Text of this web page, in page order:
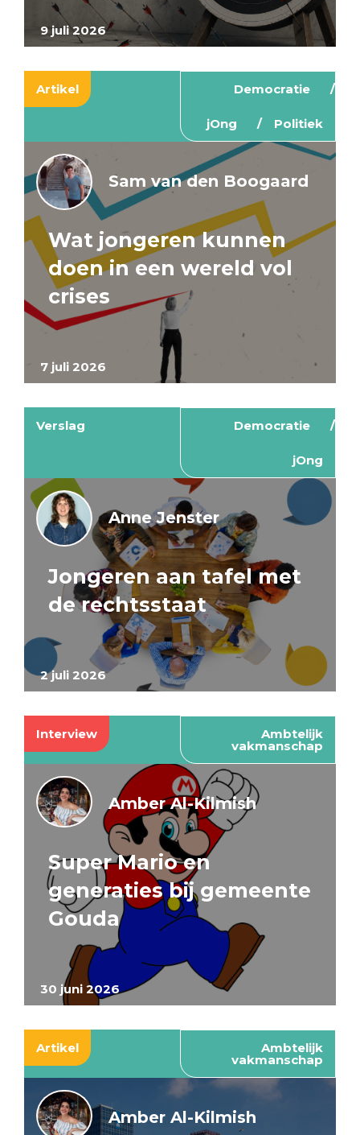
9 juli 2026
Artikel Democratie
jOng Politiek
7 juli 2026
Sam van den Boogaard
Wat jongeren kunnen
doen in een wereld vol
crises
Verslag Democratie
jOng
2 juli 2026
Anne Jenster
Jongeren aan tafel met
de rechtsstaat
Interview Ambtelijk
vakmanschap
30 juni 2026
Amber Al-Kilmish
Super Mario en
generaties bij gemeente
Gouda
Artikel Ambtelijk
vakmanschap
Amber Al-Kilmish